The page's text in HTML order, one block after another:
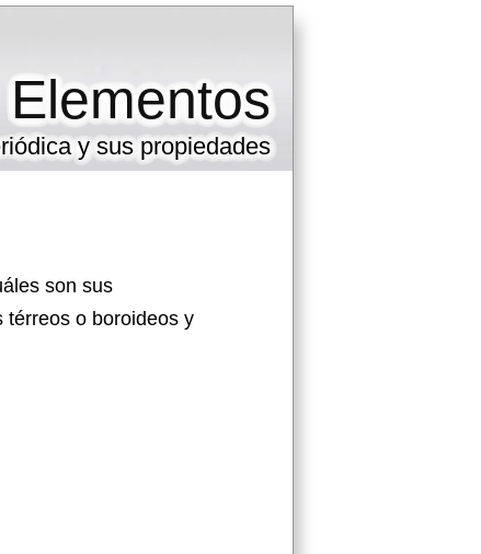
Elementos
y sus propiedades
son sus
térreos o boroideos y